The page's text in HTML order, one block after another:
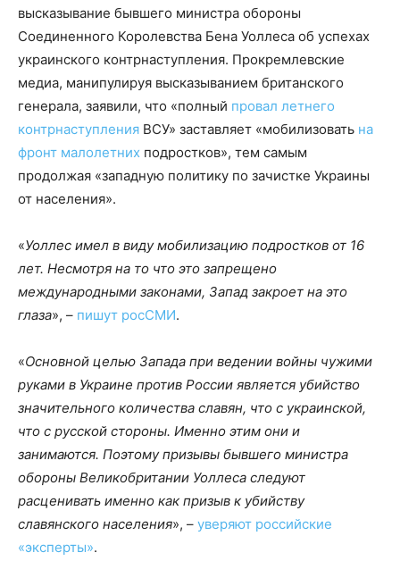
высказывание бывшего министра обороны
Соединенного Королевства Бена Уоллеса об успехах
украинского контрнаступления. Прокремлевские
медиа, манипулируя высказыванием британского
генерала, заявили, что «полный провал летнего
контрнаступления ВСУ» заставляет «мобилизовать на
фронт малолетних подростков», тем самым
продолжая «западную политику по зачистке Украины
от населения».
«Уоллес имел в виду мобилизацию подростков от 16
лет. Несмотря на то что это запрещено
международными законами, Запад закроет на это
глаза», – пишут росСМИ.
«Основной целью Запада при ведении войны чужими
руками в Украине против России является убийство
значительного количества славян, что с украинской,
что с русской стороны. Именно этим они и
занимаются. Поэтому призывы бывшего министра
обороны Великобритании Уоллеса следуют
расценивать именно как призыв к убийству
славянского населения», – уверяют российские
«эксперты».